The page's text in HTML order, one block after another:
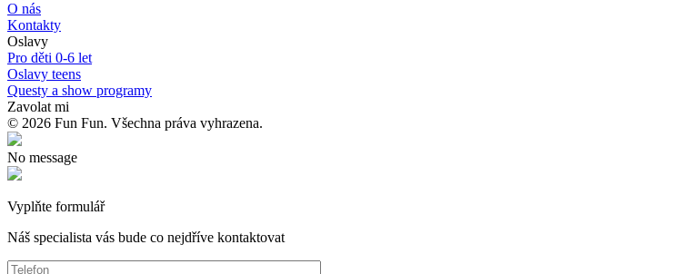
O nás
Kontakty
Oslavy
Pro děti 0-6 let
Oslavy teens
Questy a show programy
Zavolat mi
© 2026 Fun Fun. Všechna práva vyhrazena.
No message
Vyplňte formulář
Náš specialista vás bude co nejdříve kontaktovat